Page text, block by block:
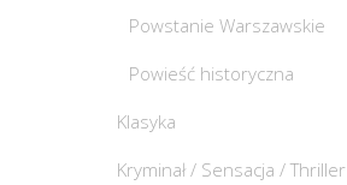
Powstanie Warszawskie
Powieść historyczna
Klasyka
Kryminał / Sensacja / Thriller